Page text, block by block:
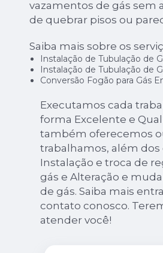
vazamentos de gás sem
de quebrar pisos ou
Saiba mais sobre os
Instalação de Tubulação de
Instalação de Tubulação de
Conversão Fogão para Gás
Executamos cada
forma Excelente e
também oferecemos
trabalhamos, além dos
Instalação e troca de
gás e Alteração e
de gás. Saiba mais
contato conosco.
atender você!